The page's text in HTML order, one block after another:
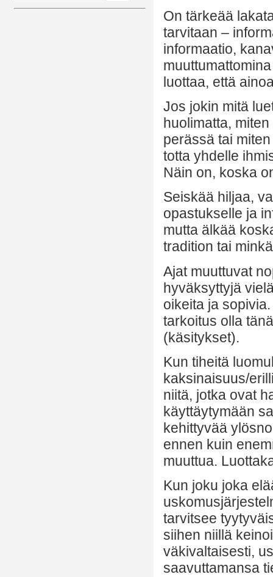
On tärkeää
tarvitaan –
informaatio,
luottaa, että
Jos jokin mitä
huolimatta,
perässä tai
totta yhdelle
Näin on, koska
Seiskää hiljaa,
opastukselle ja
mutta älkää
tradition tai
Ajat muuttuvat
hyväksyttyjä
oikeita ja
tarkoitus olla
(käsitykset).
Kun tiheitä
kaksinaisuus/
niitä, jotka ovat
käyttäytymään
kehittyvää
ennen kuin
muuttua.
Kun joku joka
tarvitsee
siihen niillä
väkivaltaisesti,
saavuttamansa